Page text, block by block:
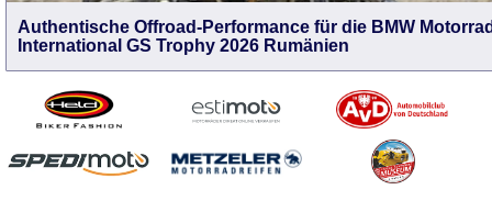
Authentische Offroad-Performance für die BMW
International GS Trophy 2026 Rumänien